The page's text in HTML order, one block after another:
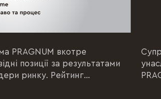
PRAGNUM вкотре
позиції за результатами
ринку. Рейтинг